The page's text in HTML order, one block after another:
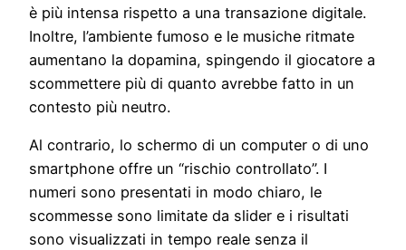
è più intensa rispetto a una transazione digitale.
Inoltre, l’ambiente fumoso e le musiche ritmate
aumentano la dopamina, spingendo il giocatore a
scommettere più di quanto avrebbe fatto in un
contesto più neutro.
Al contrario, lo schermo di un computer o di uno
smartphone offre un “rischio controllato”. I
numeri sono presentati in modo chiaro, le
scommesse sono limitate da slider e i risultati
sono visualizzati in tempo reale senza il